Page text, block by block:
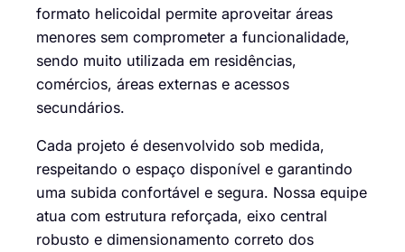
formato helicoidal permite aproveitar áreas
menores sem comprometer a funcionalidade,
sendo muito utilizada em residências,
comércios, áreas externas e acessos
secundários.
Cada projeto é desenvolvido sob medida,
respeitando o espaço disponível e garantindo
uma subida confortável e segura. Nossa equipe
atua com estrutura reforçada, eixo central
robusto e dimensionamento correto dos